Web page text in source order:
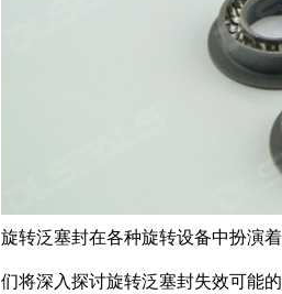
旋转泛塞封在各种旋转设备中扮演
们将深入探讨旋转泛塞封失效可能